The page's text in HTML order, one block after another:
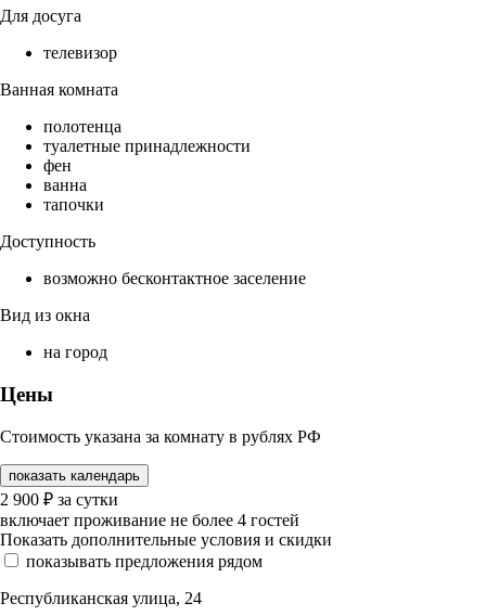
Для досуга
телевизор
Ванная комната
полотенца
туалетные принадлежности
фен
ванна
тапочки
Доступность
возможно бесконтактное заселение
Вид из окна
на город
Цены
Стоимость указана за комнату в рублях РФ
показать календарь
2 900 ₽ за сутки
включает проживание не более 4 гостей
Показать дополнительные условия и скидки
показывать предложения рядом
Республиканская улица, 24